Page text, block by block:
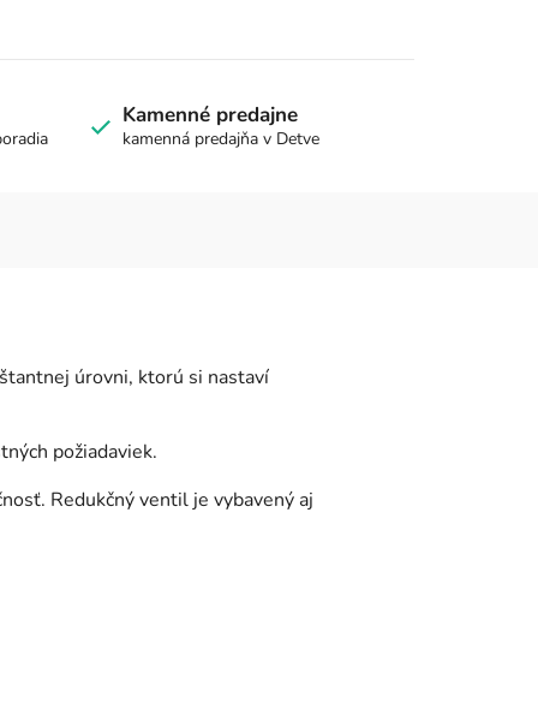
Kamenné predajne
kamenná predajňa v Detve
úrovni, ktorú si nastaví
požiadaviek.
Redukčný ventil je vybavený aj